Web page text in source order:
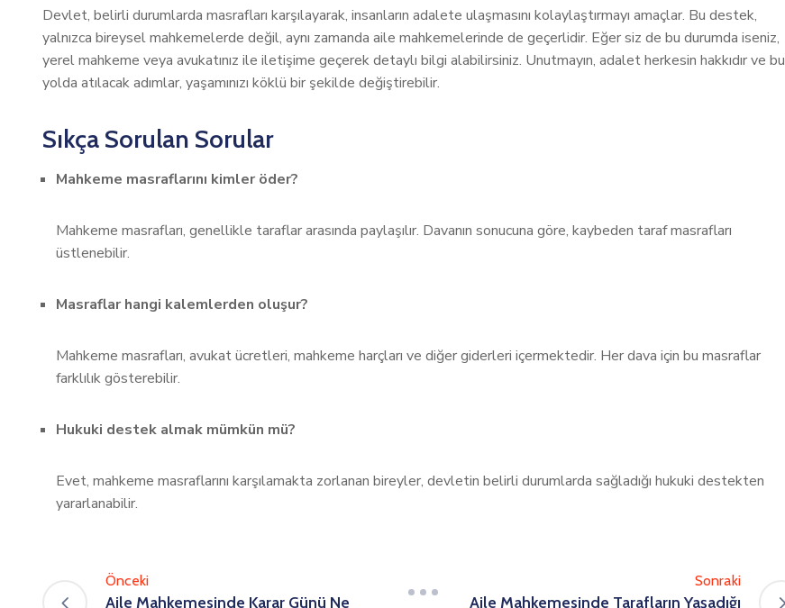
Devlet, belirli durumlarda masrafları karşılayarak, insanların adalete ulaşmasını kolaylaştırmayı amaçlar. Bu destek,
yalnızca bireysel mahkemelerde değil, aynı zamanda aile mahkemelerinde de geçerlidir. Eğer siz de bu durumda iseniz,
yerel mahkeme veya avukatınız ile iletişime geçerek detaylı bilgi alabilirsiniz. Unutmayın, adalet herkesin hakkıdır ve bu
yolda atılacak adımlar, yaşamınızı köklü bir şekilde değiştirebilir.
Sıkça Sorulan Sorular
Mahkeme masraflarını kimler öder?
Mahkeme masrafları, genellikle taraflar arasında paylaşılır. Davanın sonucuna göre, kaybeden taraf masrafları
üstlenebilir.
Masraflar hangi kalemlerden oluşur?
Mahkeme masrafları, avukat ücretleri, mahkeme harçları ve diğer giderleri içermektedir. Her dava için bu masraflar
farklılık gösterebilir.
Hukuki destek almak mümkün mü?
Evet, mahkeme masraflarını karşılamakta zorlanan bireyler, devletin belirli durumlarda sağladığı hukuki destekten
yararlanabilir.
Önceki
Aile Mahkemesinde Karar Günü Ne
Sonraki
Aile Mahkemesinde Tarafların Yaşadığı